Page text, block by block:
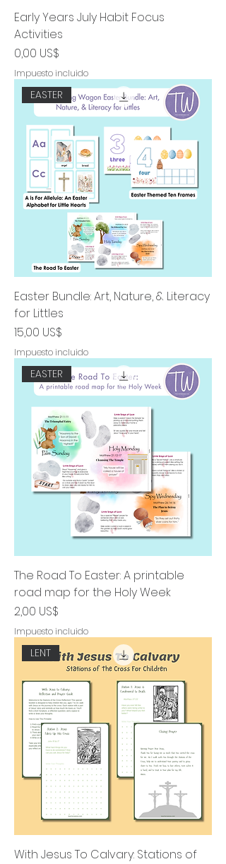
Early Years July Habit Focus
Activities
Precio
0,00 US$
Impuesto incluido
EASTER
Easter Bundle: Art, Nature, & Literacy
for Littles
Precio
15,00 US$
Impuesto incluido
EASTER
The Road To Easter: A printable
road map for the Holy Week
Precio
2,00 US$
Impuesto incluido
LENT
With Jesus To Calvary: Stations of